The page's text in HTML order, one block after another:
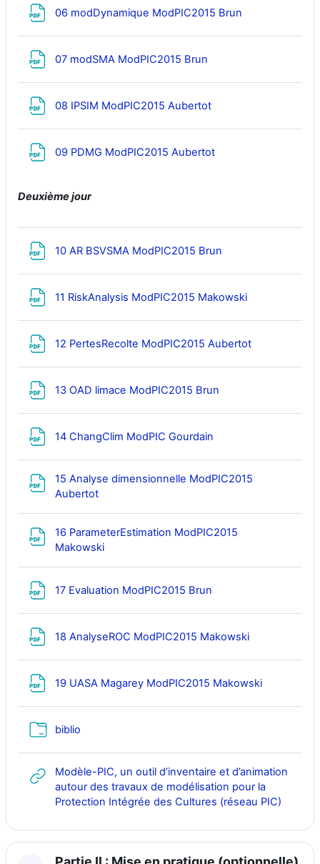
06 modDynamique ModPIC2015 Brun
07 modSMA ModPIC2015 Brun
08 IPSIM ModPIC2015 Aubertot
09 PDMG ModPIC2015 Aubertot
Deuxième jour
10 AR BSVSMA ModPIC2015 Brun
11 RiskAnalysis ModPIC2015 Makowski
12 PertesRecolte ModPIC2015 Aubertot
13 OAD limace ModPIC2015 Brun
14 ChangClim ModPIC Gourdain
15 Analyse dimensionnelle ModPIC2015
Aubertot
16 ParameterEstimation ModPIC2015
Makowski
17 Evaluation ModPIC2015 Brun
18 AnalyseROC ModPIC2015 Makowski
19 UASA Magarey ModPIC2015 Makowski
biblio
Modèle-PIC, un outil d’inventaire et d’animation
autour des travaux de modélisation pour la
Protection Intégrée des Cultures (réseau PIC)